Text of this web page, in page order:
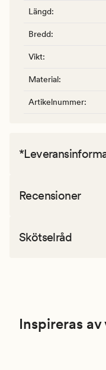
Längd:
Bredd:
Vikt:
Material:
Artikelnummer:
Recensioner
Skötselråd
Inspireras